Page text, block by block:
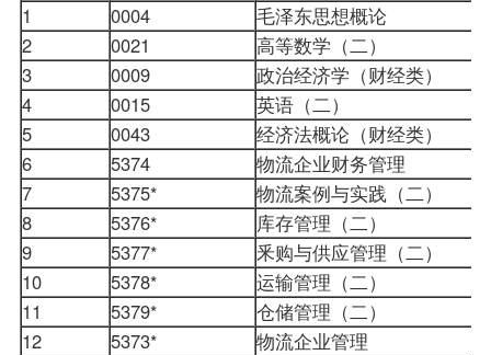
1
0004
毛泽东思想概论
2
0021
高等数学（二）
3
0009
政治经济学（财经类）
4
0015
英语（二）
5
0043
经济法概论（财经类）
6
5374
物流企业财务管理
7
5375*
物流案例与实践（二）
8
5376*
库存管理（二）
9
5377*
釆购与供应管理（二）
10
5378*
运输管理（二）
11
5379*
仓储管理（二）
12
5373*
物流企业管理